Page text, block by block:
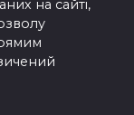
на сайті,